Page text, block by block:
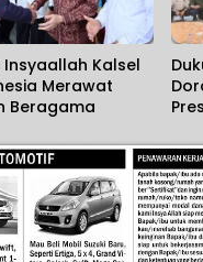
Insyaallah Kalsel
Merawat
Beragama